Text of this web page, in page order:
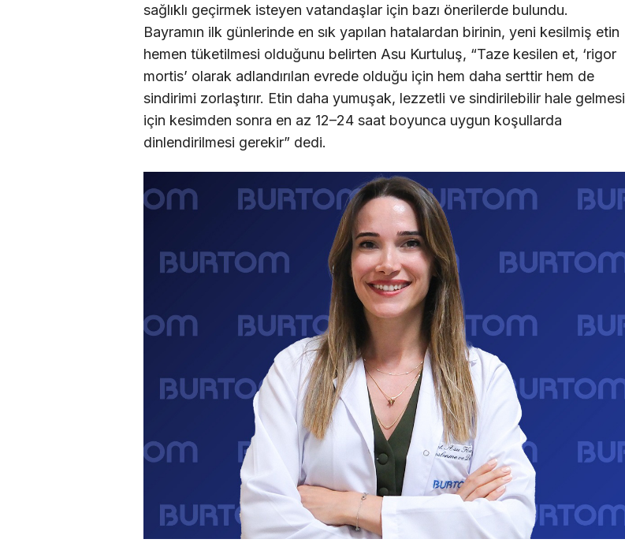
sağlıklı geçirmek isteyen vatandaşlar için bazı önerilerde bulundu.
Bayramın ilk günlerinde en sık yapılan hatalardan birinin, yeni kesilmiş etin
hemen tüketilmesi olduğunu belirten Asu Kurtuluş, “Taze kesilen et, ‘rigor
mortis’ olarak adlandırılan evrede olduğu için hem daha serttir hem de
sindirimi zorlaştırır. Etin daha yumuşak, lezzetli ve sindirilebilir hale gelmesi
için kesimden sonra en az 12–24 saat boyunca uygun koşullarda
dinlendirilmesi gerekir” dedi.